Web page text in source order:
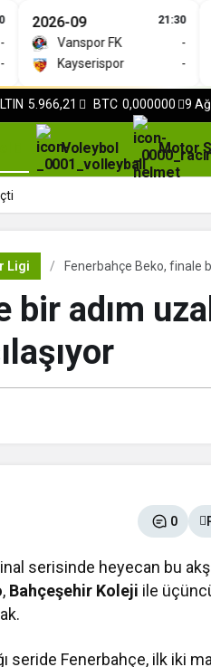
2026-09 21:30
Vanspor FK
Kayserispor
5.966,21 BTC 0,000000 9
Voleybol Motor
Ligi Fenerbahçe Beko, finale
bir adım
0
serisinde heyecan bu
, Bahçeşehir Koleji ile
seride Fenerbahçe, ilk iki